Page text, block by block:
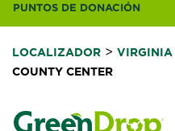
PUNTOS DE DONACIÓN
LOCALIZADOR > VIRGINIA
COUNTY CENTER